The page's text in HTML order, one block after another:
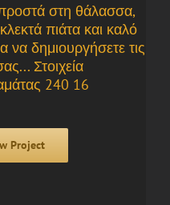
στη θάλασσα,
πιάτα και καλό
να δημιουργήσετε τις
Στοιχεία
240 16
Project